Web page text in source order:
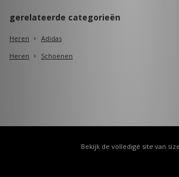
gerelateerde categorieën
Heren
Adidas
Heren
Schoenen
Bekijk de volledige site van